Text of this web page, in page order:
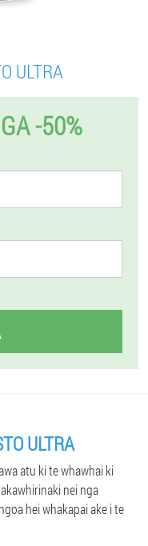
ULTRA
-50%
ULTRA
atu ki te whawhai ki
nei nga
hei whakapai ake i te